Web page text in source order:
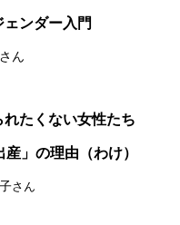
ンダー入門
ん
れたくない女性たち
」の理由（わけ）
さん